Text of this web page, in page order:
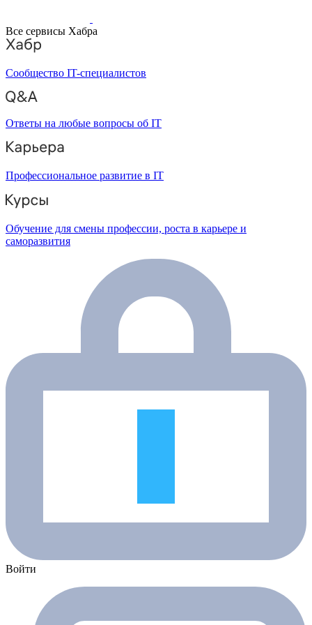
Все сервисы Хабра
Сообщество IT-специалистов
Ответы на любые вопросы об IT
Профессиональное развитие в IT
Обучение для смены профессии, роста в карьере и
саморазвития
Войти